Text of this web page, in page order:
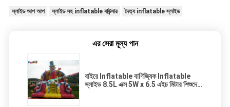
স্লাইড আপ আপ স্লাইড সহ inflatable বাউন্সার দৈত্য inflatable স্লাইড
এর সেরা মূল্য পান
বাইরে Inflatable বাণিজ্যিক Inflatable
স্লাইড 8.5L এক্স 5W x 6.5 এইচ মিটার শিশুদের